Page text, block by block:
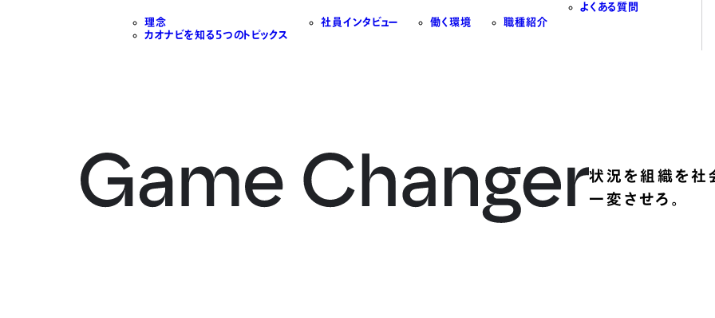
理念
カオナビを知る5つのトピックス
社員インタビュー 働く環境 職種紹介
よくある質問
状況を組織を社
一変させろ。